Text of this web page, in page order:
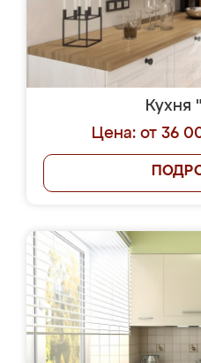
Кухня
Цена: от 36